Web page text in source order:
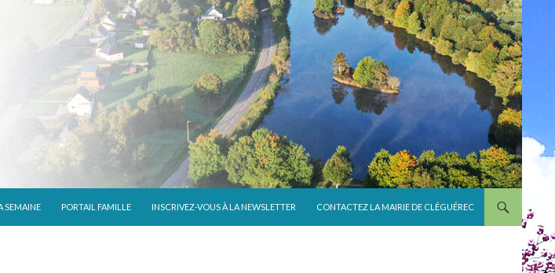
SEMAINE PORTAIL FAMILLE INSCRIVEZ-VOUS À LA NEWSLETTER CONTACTEZ LA MAIRIE DE CLÉGUÉREC